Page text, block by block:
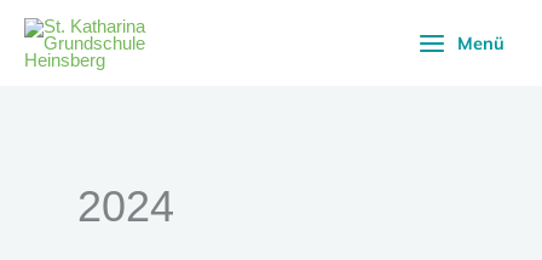
Skip
Menü
2024